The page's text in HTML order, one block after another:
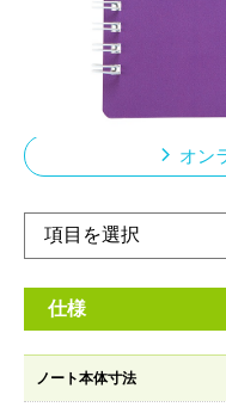
1段で7日分の記録が可能
り。2週間、1ヶ月と好き
オン
仕様
ノート本体寸法